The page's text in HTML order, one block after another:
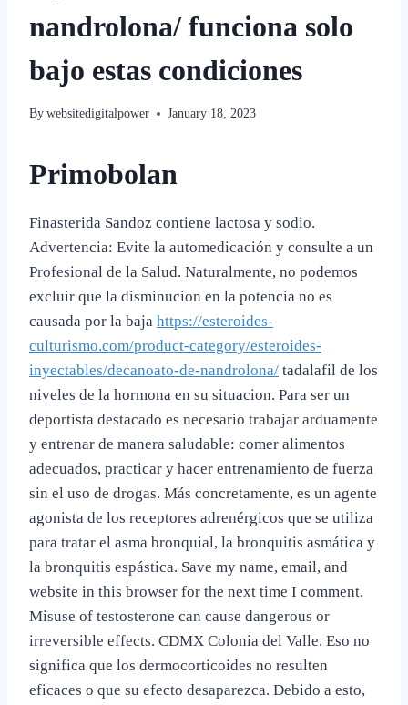
nandrolona/ funciona solo
bajo estas condiciones
By websitedigitalpower January 18, 2023
Primobolan
Finasterida Sandoz contiene lactosa y sodio.
Advertencia: Evite la automedicación y consulte a un
Profesional de la Salud. Naturalmente, no podemos
excluir que la disminucion en la potencia no es
causada por la baja https://esteroides-
culturismo.com/product-category/esteroides-
inyectables/decanoato-de-nandrolona/ tadalafil de los
niveles de la hormona en su situacion. Para ser un
deportista destacado es necesario trabajar arduamente
y entrenar de manera saludable: comer alimentos
adecuados, practicar y hacer entrenamiento de fuerza
sin el uso de drogas. Más concretamente, es un agente
agonista de los receptores adrenérgicos que se utiliza
para tratar el asma bronquial, la bronquitis asmática y
la bronquitis espástica. Save my name, email, and
website in this browser for the next time I comment.
Misuse of testosterone can cause dangerous or
irreversible effects. CDMX Colonia del Valle. Eso no
significa que los dermocorticoides no resulten
eficaces o que su efecto desaparezca. Debido a esto,